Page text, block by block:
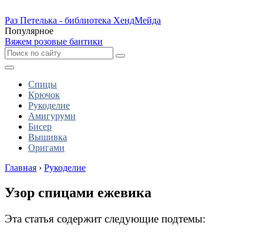
Раз Петелька - библиотека ХендМейда
Популярное
Вяжем розовые бантики
Спицы
Крючок
Рукоделие
Амигуруми
Бисер
Вышивка
Оригами
Главная › Рукоделие
Узор спицами ежевика
Эта статья содержит следующие подтемы: